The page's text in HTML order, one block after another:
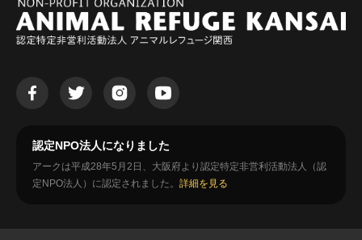
認定NPO法人になりました
アークは平成28年5月2日、大阪府より認定特定非営利活動法人（認
定NPO法人）に認定されました。 詳細を見る